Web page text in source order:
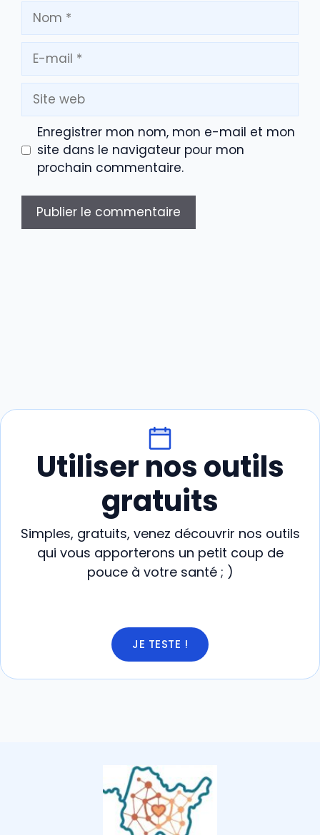
Nom
mail
Site
web
Enregistrer mon nom, mon e-mail et mon
site dans le navigateur pour mon
prochain commentaire.
Utiliser nos outils
gratuits
Simples, gratuits, venez découvrir nos outils
qui vous apporterons un petit coup de
pouce à votre santé ; )
JE TESTE !